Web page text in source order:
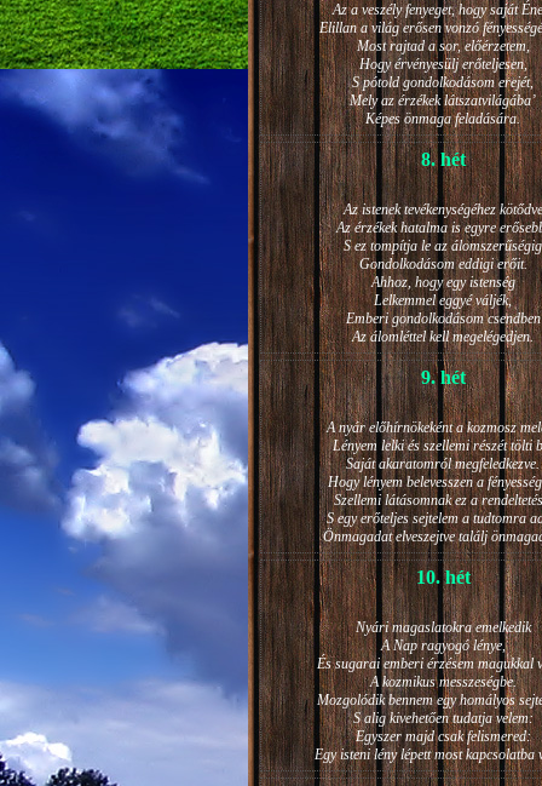
Az a veszély fenyeget, hogy saját
Elillan a világ erősen vonzó
Most rajtad a sor, előérzetem,
Hogy érvényesülj erőteljesen,
S pótold gondolkodásom erejét,
Mely az érzékek látszatvilágába’
Képes önmaga feladására.
8. hét
Az istenek tevékenységéhez kötődve
Az érzékek hatalma is egyre
S ez tompítja le az álomszerűségig
Gondolkodásom eddigi erőit.
Ahhoz, hogy egy istenség
Lelkemmel eggyé váljék,
Emberi gondolkodásom csendben
Az álomléttel kell megelégedjen.
9. hét
A nyár előhírnökeként a kozmosz
Lényem lelki és szellemi részét tölti
Saját akaratomról megfeledkezve.
Hogy lényem belevesszen a
Szellemi látásomnak ez a
S egy erőteljes sejtelem a tudtomra
Önmagadat elveszejtve találj
10. hét
Nyári magaslatokra emelkedik
A Nap ragyogó lénye,
És sugarai emberi érzésem magukkal
A kozmikus messzeségbe.
Mozgolódik bennem egy homályos
S alig kivehetően tudatja velem:
Egyszer majd csak felismered:
Egy isteni lény lépett most kapcsolatba